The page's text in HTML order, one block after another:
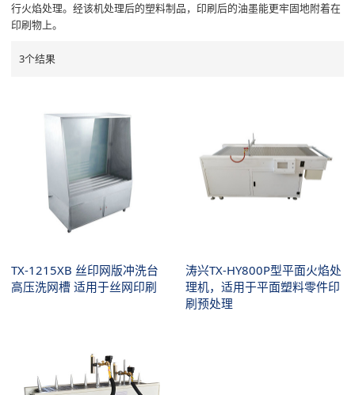
行火焰处理。经该机处理后的塑料制品，印刷后的油墨能更牢固地附着在
印刷物上。
3个结果
TX-1215XB 丝印网版冲洗台
高压洗网槽 适用于丝网印刷
涛兴TX-HY800P型平面火焰处
理机，适用于平面塑料零件印
刷预处理